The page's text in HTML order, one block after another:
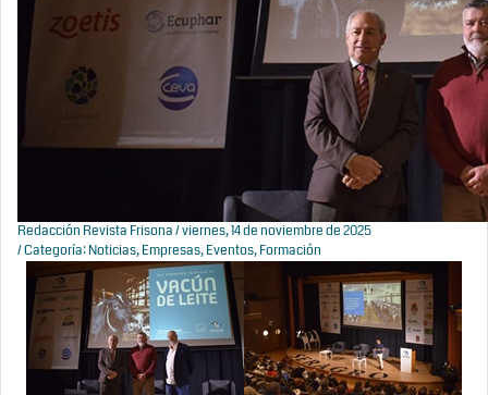
Redacción Revista Frisona/ viernes, 14 de noviembre de 2025
/ Categoría:Noticias,Empresas,Eventos,Formación